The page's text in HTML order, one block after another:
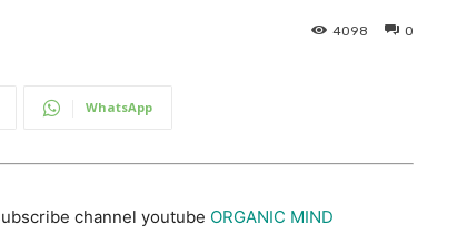
0
4098
WhatsApp
channel youtube ORGANIC MIND